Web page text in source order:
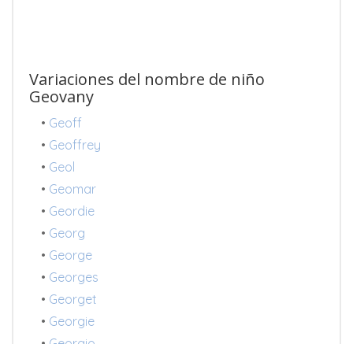
Variaciones del nombre de niño
Geovany
• Geoff
• Geoffrey
• Geol
• Geomar
• Geordie
• Georg
• George
• Georges
• Georget
• Georgie